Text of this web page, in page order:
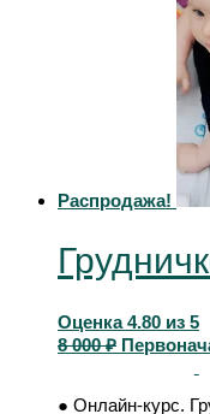
Распродажа!
Оценка4.80 из 5
8 000₽
● Онлайн-курс.